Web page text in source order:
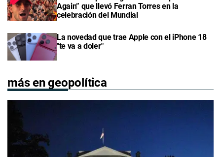
Again” que llevó Ferran Torres en la
celebración del Mundial
La novedad que trae Apple con el iPhone 18
"te va a doler"
más en geopolítica